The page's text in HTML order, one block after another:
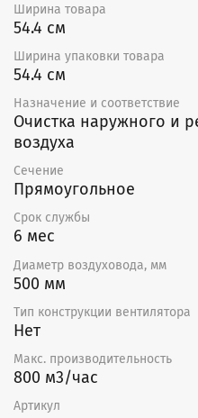
Ширина товара
54.4 см
Ширина упаковки товара
54.4 см
Назначение и соответствие
Очистка наружного и
воздуха
Сечение
Прямоугольное
Срок службы
6 мес
Диаметр воздуховода, мм
500 мм
Тип конструкции вентилятора
Нет
Макс. производительность
800 м3/час
Артикул